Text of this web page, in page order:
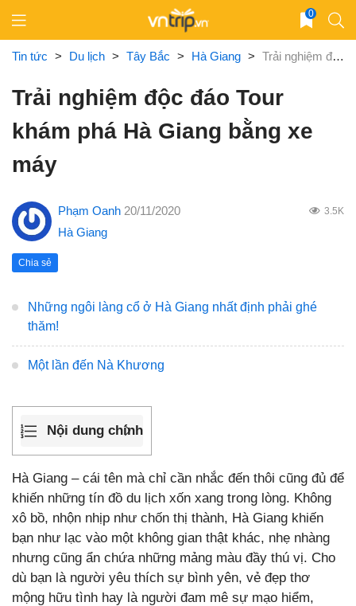
content
0
Tin tức > Du lịch > Tây Bắc > Hà Giang > Trải nghiệm độc đáo Tour khám phá Hà Giang bằng xe máy
Trải nghiệm độc đáo Tour
khám phá Hà Giang bằng xe
máy
Phạm Oanh 20/11/2020 3.5K
Hà Giang
Chia sẻ
Những ngôi làng cổ ở Hà Giang nhất định phải ghé
thăm!
Một lần đến Nà Khương
Nội dung chính
Hà Giang – cái tên mà chỉ cần nhắc đến thôi cũng đủ để
khiến những tín đồ du lịch xốn xang trong lòng. Không
xô bồ, nhộn nhịp như chốn thị thành, Hà Giang khiến
bạn như lạc vào một không gian thật khác, nhẹ nhàng
nhưng cũng ẩn chứa những mảng màu đầy thú vị. Cho
dù bạn là người yêu thích sự bình yên, vẻ đẹp thơ
mộng hữu tình hay là người đam mê sự mạo hiểm,